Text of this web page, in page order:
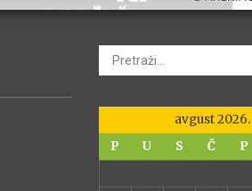
avgust 2026.
P
U S Č P